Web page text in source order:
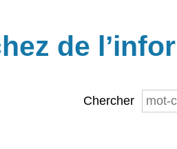
de
Chercher